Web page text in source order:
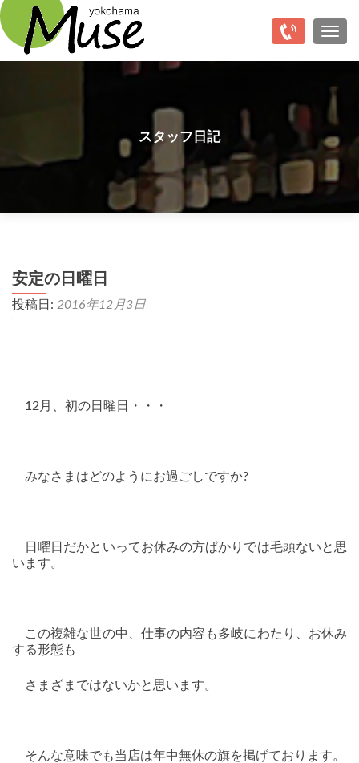
ナビ
スタッフ日記
安定の日曜日
投稿日: 2016年12月3日
12月、初の日曜日・・・
みなさまはどのようにお過ごしですか?
日曜日だかといってお休みの方ばかりでは毛頭ないと思
います。
この複雑な世の中、仕事の内容も多岐にわたり、お休み
する形態も
さまざまではないかと思います。
そんな意味でも当店は年中無休の旗を掲げております。